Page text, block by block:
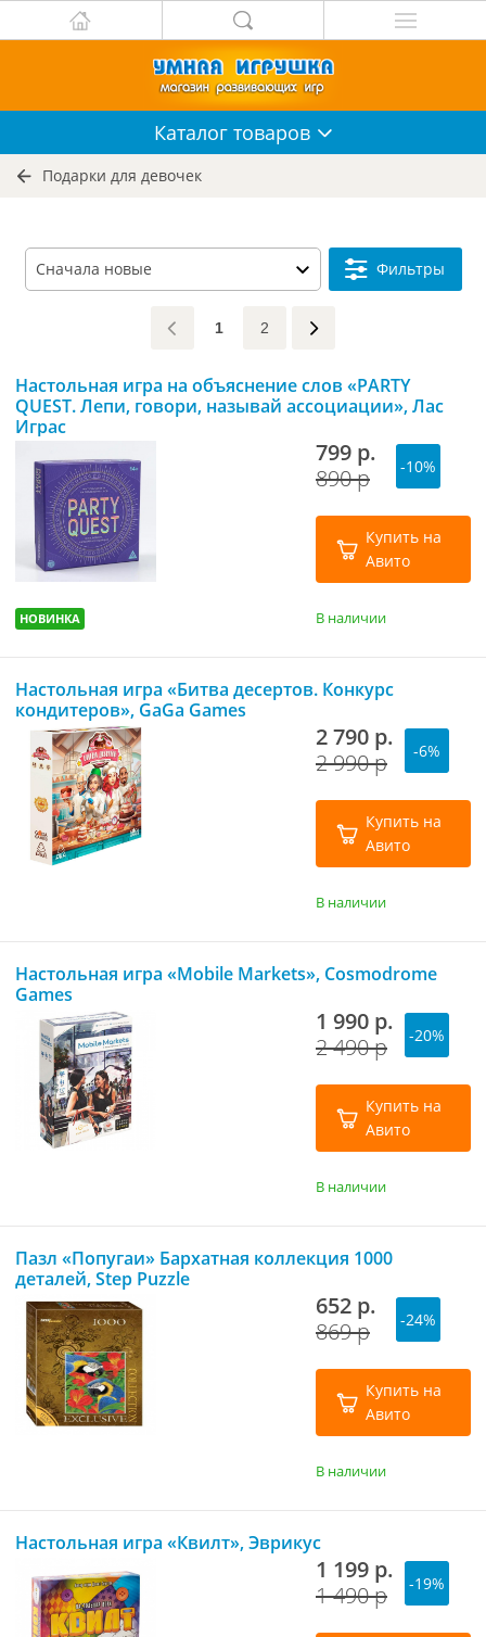
Каталог товаров
Подарки для девочек
Фильтры
1 2
НОВИНКА
Настольная игра на объяснение слов «PARTY
QUEST. Лепи, говори, называй ассоциации», Лас
Играс
799 р.
890 р
-10%
Купить на
Авито
В наличии
Настольная игра «Битва десертов. Конкурс
кондитеров», GaGa Games
2 790 р.
2 990 р
-6%
Купить на
Авито
В наличии
Настольная игра «Mobile Markets», Cosmodrome
Games
1 990 р.
2 490 р
-20%
Купить на
Авито
В наличии
Пазл «Попугаи» Бархатная коллекция 1000
деталей, Step Puzzle
652 р.
869 р
-24%
Купить на
Авито
В наличии
Настольная игра «Квилт», Эврикус
1 199 р.
1 490 р
-19%